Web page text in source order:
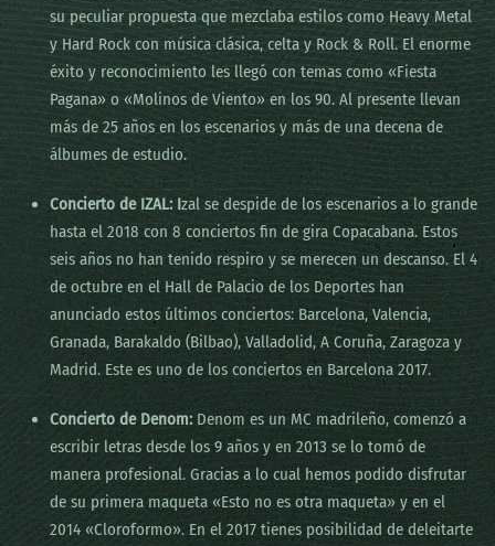
su peculiar propuesta que mezclaba estilos como Heavy Metal
y Hard Rock con música clásica, celta y Rock & Roll. El enorme
éxito y reconocimiento les llegó con temas como «Fiesta
Pagana» o «Molinos de Viento» en los 90. Al presente llevan
más de 25 años en los escenarios y más de una decena de
álbumes de estudio.
Concierto de IZAL: Izal se despide de los escenarios a lo grande
hasta el 2018 con 8 conciertos fin de gira Copacabana. Estos
seis años no han tenido respiro y se merecen un descanso. El 4
de octubre en el Hall de Palacio de los Deportes han
anunciado estos últimos conciertos: Barcelona, Valencia,
Granada, Barakaldo (Bilbao), Valladolid, A Coruña, Zaragoza y
Madrid. Este es uno de los conciertos en Barcelona 2017.
Concierto de Denom: Denom es un MC madrileño, comenzó a
escribir letras desde los 9 años y en 2013 se lo tomó de
manera profesional. Gracias a lo cual hemos podido disfrutar
de su primera maqueta «Esto no es otra maqueta» y en el
2014 «Cloroformo». En el 2017 tienes posibilidad de deleitarte